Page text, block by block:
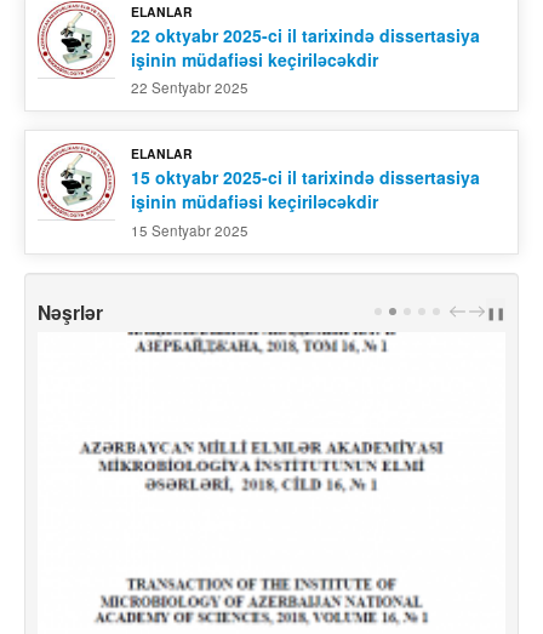
ELANLAR
22 oktyabr 2025-ci il tarixində dissertasiya
işinin müdafiəsi keçiriləcəkdir
22 Sentyabr 2025
ELANLAR
15 oktyabr 2025-ci il tarixində dissertasiya
işinin müdafiəsi keçiriləcəkdir
15 Sentyabr 2025
Nəşrlər PREV
NEXT
❚❚